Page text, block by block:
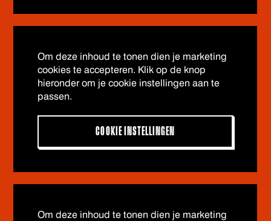
Om deze inhoud te tonen dien je marketing
cookies te accepteren. Klik op de knop
hieronder om je cookie instellingen aan te
passen.
COOKIE INSTELLINGEN
Om deze inhoud te tonen dien je marketing